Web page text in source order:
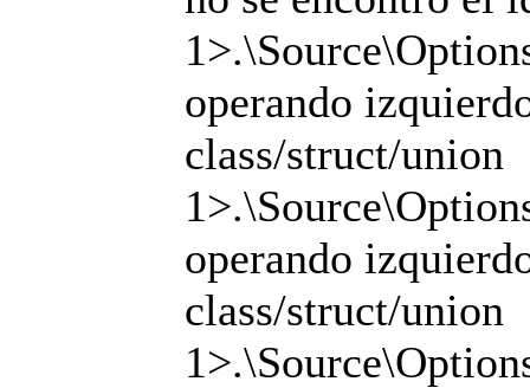
operando
class/struct/union
operando
class/struct/union